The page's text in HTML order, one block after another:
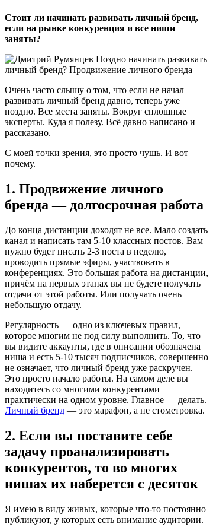
Стоит ли начинать развивать личный бренд,
если на рынке конкуренция и все ниши
заняты?
Очень часто слышу о том, что если не начал
развивать личный бренд давно, теперь уже
поздно. Все места заняты. Вокруг сплошные
эксперты. Куда я полезу. Всё давно написано и
рассказано.
С моей точки зрения, это просто чушь. И вот
почему.
1. Продвижение личного
бренда — долгосрочная работа
До конца дистанции доходят не все. Мало создать
канал и написать там 5-10 классных постов. Вам
нужно будет писать 2-3 поста в неделю,
проводить прямые эфиры, участвовать в
конференциях. Это большая работа на дистанции,
причём на первых этапах вы не будете получать
отдачи от этой работы. Или получать очень
небольшую отдачу.
Регулярность — одно из ключевых правил,
которое многим не под силу выполнить. То, что
вы видите аккаунты, где в описании обозначена
ниша и есть 5-10 тысяч подписчиков, совершенно
не означает, что личный бренд уже раскручен.
Это просто начало работы. На самом деле вы
находитесь со многими конкурентами
практически на одном уровне. Главное — делать.
Личный бренд — это марафон, а не стометровка.
2. Если вы поставите себе
задачу проанализировать
конкурентов, то во многих
нишах их наберется с десяток
Я имею в виду живых, которые что-то постоянно
публикуют, у которых есть внимание аудитории.